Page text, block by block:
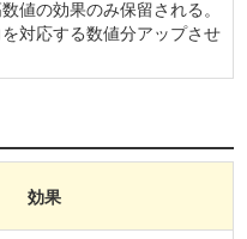
値の効果のみ保留される。
対応する数値分アップさせ
効果